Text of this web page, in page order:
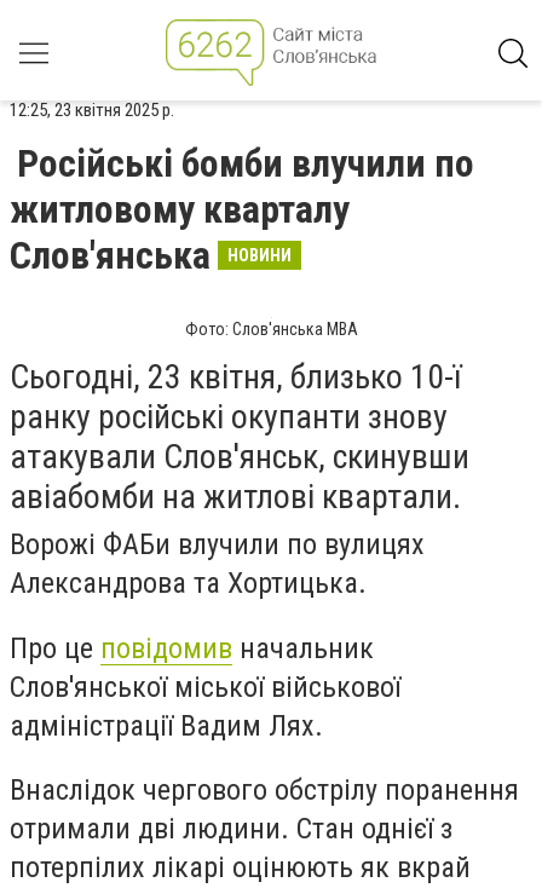
12:25, 23 квітня 2025 р.
Російські бомби влучили по
житловому кварталу
Слов'янська
НОВИНИ
Фото: Слов'янська МВА
Сьогодні, 23 квітня, близько 10-ї
ранку російські окупанти знову
атакували Слов'янськ, скинувши
авіабомби на житлові квартали.
Ворожі ФАБи влучили по вулицях
Александрова та Хортицька.
Про це повідомив начальник
Слов'янської міської військової
адміністрації Вадим Лях.
Внаслідок чергового обстрілу поранення
отримали дві людини. Стан однієї з
потерпілих лікарі оцінюють як вкрай